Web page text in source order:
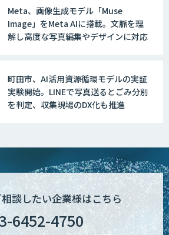
Meta、画像生成モデル「Muse
Image」をMeta AIに搭載。文脈を理
解し高度な写真編集やデザインに対応
町田市、AI活用資源循環モデルの実証
実験開始。LINEで写真送るとごみ分別
を判定、収集現場のDX化も推進
談したい企業様はこちら
6452-4750